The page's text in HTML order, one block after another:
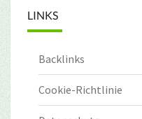
LINKS
Backlinks
Cookie-Richtlinie